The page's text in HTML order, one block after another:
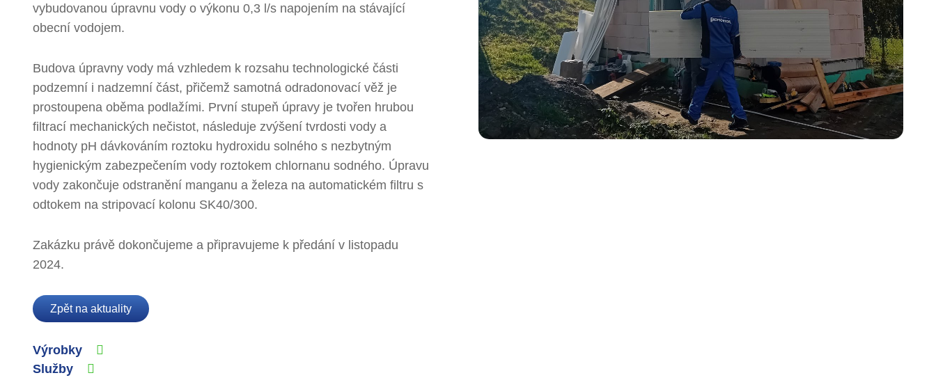
vybudovanou úpravnu vody o výkonu 0,3 l/s napojením na stávající
obecní vodojem.
Budova úpravny vody má vzhledem k rozsahu technologické části
podzemní i nadzemní část, přičemž samotná odradonovací věž je
prostoupena oběma podlažími. První stupeň úpravy je tvořen hrubou
filtrací mechanických nečistot, následuje zvýšení tvrdosti vody a
hodnoty pH dávkováním roztoku hydroxidu solného s nezbytným
hygienickým zabezpečením vody roztokem chlornanu sodného. Úpravu
vody zakončuje odstranění manganu a železa na automatickém filtru s
odtokem na stripovací kolonu SK40/300.
Zakázku právě dokončujeme a připravujeme k předání v listopadu
2024.
Zpět na aktuality
Výrobky
Služby